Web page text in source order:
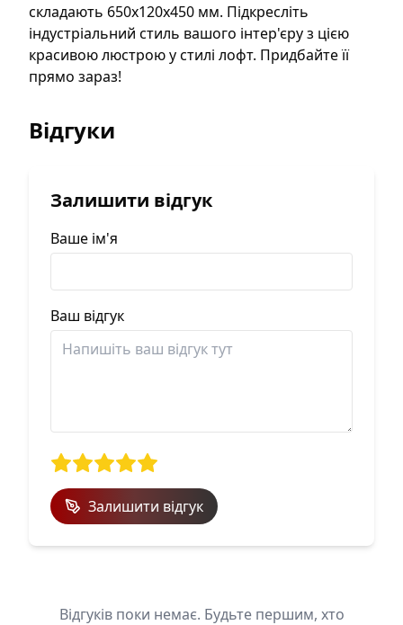
складають 650х120х450 мм. Підкресліть
індустріальний стиль вашого інтер'єру з цією
красивою люстрою у стилі лофт. Придбайте її
прямо зараз!
Відгуки
Залишити відгук
Ваше ім'я
Ваш відгук
Залишити відгук
Відгуків поки немає. Будьте першим, хто